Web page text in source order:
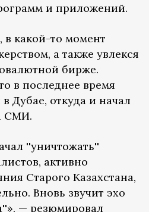
и приложений.
какой-то момент
а также увлекся
бирже.
в последнее время
Дубае, откуда и начал
СМИ.
''уничтожать''
активно
Старого Казахстана,
Вновь звучит эхо
— резюмировал